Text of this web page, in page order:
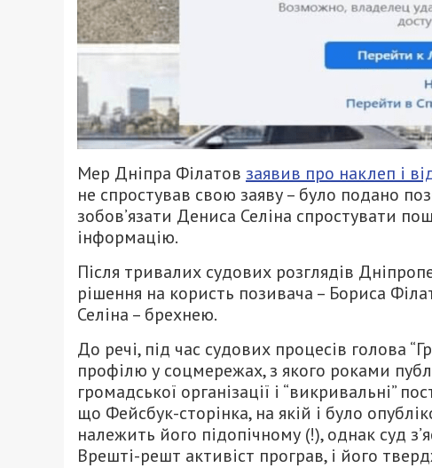
Мер Дніпра Філатов заявив про наклеп і
не спростував свою заяву – було подано
зобов’язати Дениса Селіна спростувати
інформацію.
Після тривалих судових розглядів
рішення на користь позивача – Бориса
Селіна – брехнею.
До речі, під час судових процесів голова
профілю у соцмережах, з якого роками
громадської організації і “викривальні”
що Фейсбук-сторінка, на якій і було
належить його підопічному (!), однак суд
Врешті-решт активіст програв, і його